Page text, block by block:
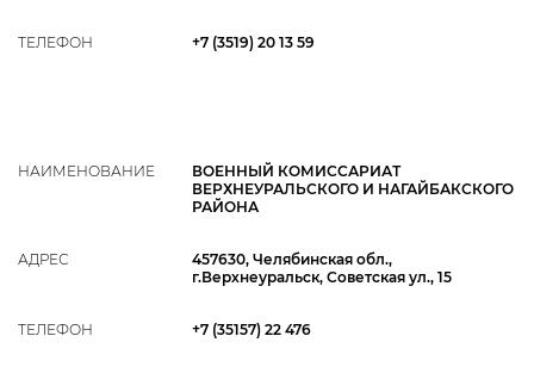
ТЕЛЕФОН +7 (3519) 20 13 59
НАИМЕНОВАНИЕ
ВОЕННЫЙ КОМИССАРИАТ
ВЕРХНЕУРАЛЬСКОГО И НАГАЙБАКСКОГО
РАЙОНА
АДРЕС
457630, Челябинская обл.,
г.Верхнеуральск, Советская ул., 15
ТЕЛЕФОН +7 (35157) 22 476